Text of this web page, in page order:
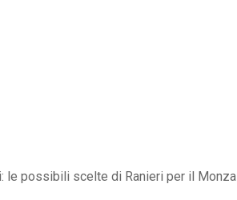
le possibili scelte di Ranieri per il Monza